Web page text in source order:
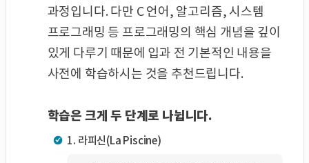
과정입니다. 다만 C 언어, 알고리즘, 시스템
프로그래밍 등 프로그래밍의 핵심 개념을 깊이
있게 다루기 때문에 입과 전 기본적인 내용을
사전에 학습하시는 것을 추천드립니다.
학습은 크게 두 단계로 나뉩니다.
1. 라피신(La Piscine)